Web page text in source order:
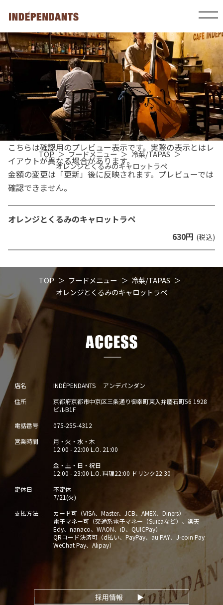
TOP フードメニュー
冷菜/TAPAS
オレンジとくるみのキャロットラペ
こちらは確認用のプレビュー表示です。実際の表示とはレ
イアウトが異なる場合があります。
金額の変更は「更新」後に反映されます。プレビューでは
確認できません。
オレンジとくるみのキャロットラペ
630円 (税込)
TOP フードメニュー
冷菜/TAPAS
オレンジとくるみのキャロットラペ
店名
INDÉPENDANTS アンデパンダン
住所
京都府京都市中京区三条通り御幸町東入弁慶石町56 1928
ビルB1F
電話番号
075-255-4312
営業時間
月・火・水・木
12:00 - 22:00 L.O. 21:00
金・土・日・祝日
12:00 - 23:00 L.O. 料理22:00 ドリンク22:30
定休日
不定休
7/21(火)
支払方法
カード可（VISA、Master、JCB、AMEX、Diners）
電子マネー可（交通系電子マネー（Suicaなど）、楽天
Edy、nanaco、WAON、iD、QUICPay）
QRコード決済可（d払い、PayPay、au PAY、J-coin Pay
WeChat Pay、Alipay）
採用情報 ▶